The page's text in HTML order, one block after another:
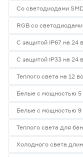
Со светодиодами
RGB со
С защитой IP67 на 24
С защитой IP33 на 24
Теплого света на 12
Белые с мощностью 5
Белые с мощностью 9
Теплого света для
Холодного света